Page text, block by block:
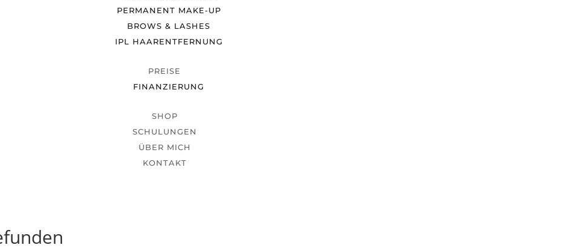
PERMANENT MAKE-UP
BROWS & LASHES
IPL HAARENTFERNUNG
PREISE
FINANZIERUNG
SHOP
SCHULUNGEN
ÜBER MICH
KONTAKT